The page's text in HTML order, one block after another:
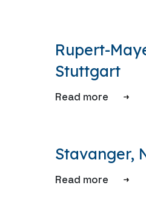
Rupert-
Stuttgart
Read more
Stavanger,
Read more